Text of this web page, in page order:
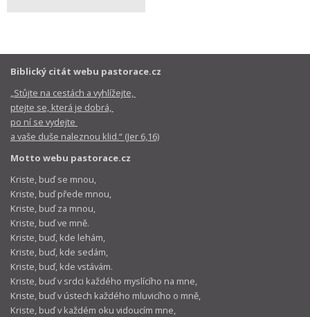
Biblický citát webu pastorace.cz
„Stůjte na cestách a vyhlížejte,
ptejte se, která je dobrá,
po ní se vydejte
a vaše duše naleznou klid.“ (Jer 6,16)
Motto webu pastorace.cz
Kriste, buď se mnou,
Kriste, buď přede mnou,
Kriste, buď za mnou,
Kriste, buď ve mně.
Kriste, buď, kde lehám,
Kriste, buď, kde sedám,
Kriste, buď, kde vstávám.
Kriste, buď v srdci každého myslícího na mne,
Kriste, buď v ústech každého mluvicího o mně,
Kriste, buď v každém oku vidoucím mne,